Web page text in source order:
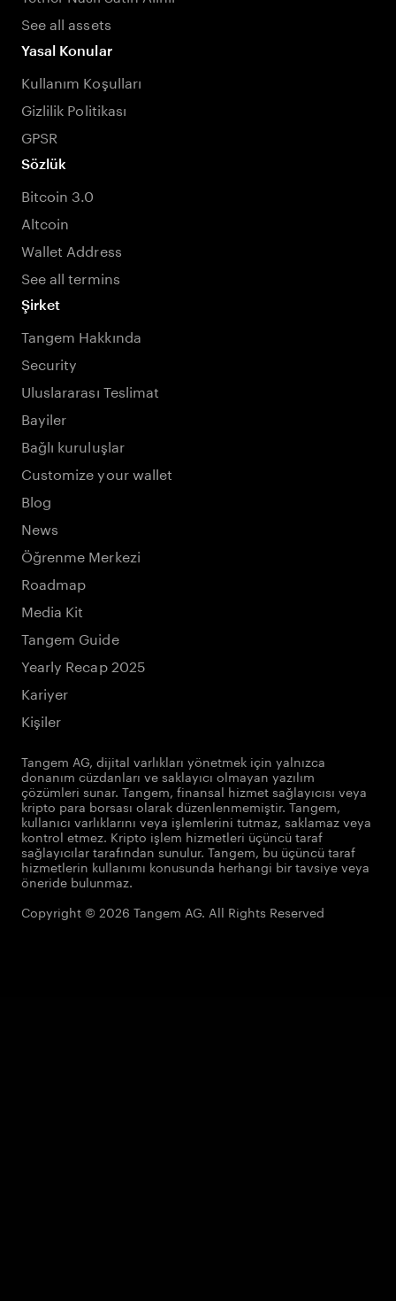
See all assets
Yasal Konular
Kullanım Koşulları
Gizlilik Politikası
GPSR
Sözlük
Bitcoin 3.0
Altcoin
Wallet Address
See all termins
Şirket
Tangem Hakkında
Security
Uluslararası Teslimat
Bayiler
Bağlı kuruluşlar
Customize your wallet
Blog
News
Öğrenme Merkezi
Roadmap
Media Kit
Tangem Guide
Yearly Recap 2025
Kariyer
Kişiler
Tangem AG, dijital varlıkları yönetmek için yalnızca
donanım cüzdanları ve saklayıcı olmayan yazılım
çözümleri sunar. Tangem, finansal hizmet sağlayıcısı veya
kripto para borsası olarak düzenlenmemiştir. Tangem,
kullanıcı varlıklarını veya işlemlerini tutmaz, saklamaz veya
kontrol etmez. Kripto işlem hizmetleri üçüncü taraf
sağlayıcılar tarafından sunulur. Tangem, bu üçüncü taraf
hizmetlerin kullanımı konusunda herhangi bir tavsiye veya
öneride bulunmaz.